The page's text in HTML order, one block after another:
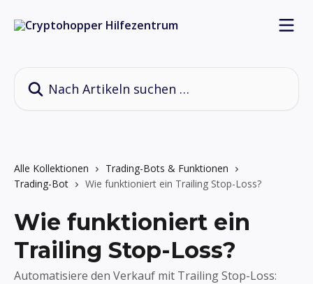
Alle Kollektionen
Trading-Bots & Funktionen
Trading-Bot
Wie funktioniert ein Trailing Stop-Loss?
Wie funktioniert ein
Trailing Stop-Loss?
Automatisiere den Verkauf mit Trailing Stop-Loss: